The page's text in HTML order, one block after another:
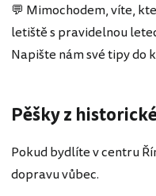
💬 Mimochodem, víte,
letiště s pravidelnou
Napište nám své tipy do
Pěšky z
Pokud bydlíte v centru
dopravu vůbec.